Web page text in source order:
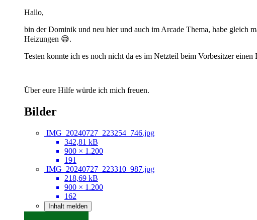
Hallo,
bin der Dominik und neu hier und auch im Arcade Thema, habe gleich
Heizungen 😅.
Testen konnte ich es noch nicht da es im Netzteil beim Vorbesitzer
Über eure Hilfe würde ich mich freuen.
Bilder
IMG_20240727_223254_746.jpg
342,81 kB
900 × 1.200
191
IMG_20240727_223310_987.jpg
218,69 kB
900 × 1.200
162
Inhalt melden